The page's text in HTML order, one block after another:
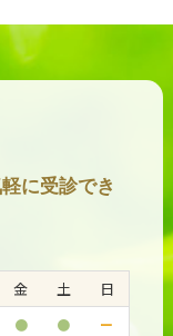
達障害・神経発
なる？
に受診でき
金 土
日
● ● ー